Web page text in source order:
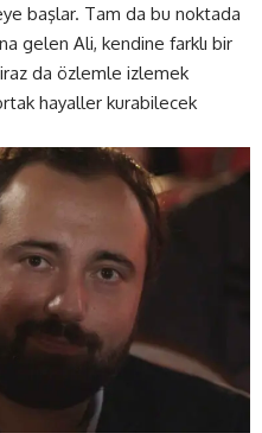
başlar. Tam da bu noktada
gelen Ali, kendine farklı bir
da özlemle izlemek
hayaller kurabilecek